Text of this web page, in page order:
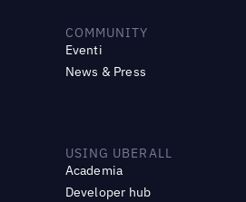
COMMUNITY
Eventi
News & Press
USING UBERALL
Academia
Developer hub